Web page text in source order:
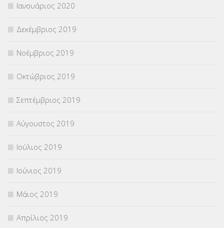
Ιανουάριος 2020
Δεκέμβριος 2019
Νοέμβριος 2019
Οκτώβριος 2019
Σεπτέμβριος 2019
Αύγουστος 2019
Ιούλιος 2019
Ιούνιος 2019
Μάιος 2019
Απρίλιος 2019